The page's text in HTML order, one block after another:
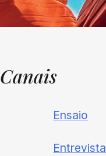
UNQUIET
Newsletter
Canais
Ensaio
Entrevista